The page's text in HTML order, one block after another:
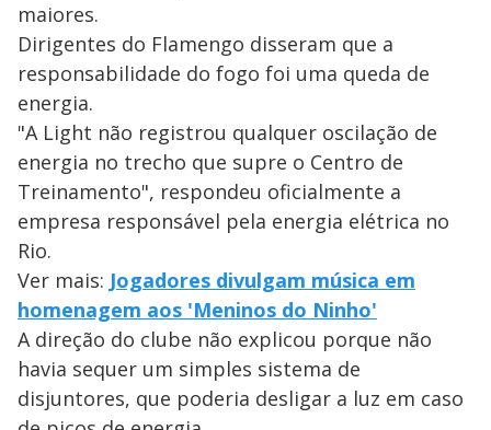
maiores.
Dirigentes do Flamengo disseram que a
responsabilidade do fogo foi uma queda de
energia.
"A Light não registrou qualquer oscilação de
energia no trecho que supre o Centro de
Treinamento", respondeu oficialmente a
empresa responsável pela energia elétrica no
Rio.
Ver mais: Jogadores divulgam música em
homenagem aos 'Meninos do Ninho'
A direção do clube não explicou porque não
havia sequer um simples sistema de
disjuntores, que poderia desligar a luz em caso